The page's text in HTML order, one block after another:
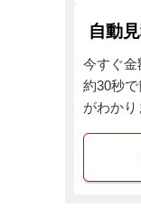
自動
今すぐ金
約30秒
がわかり